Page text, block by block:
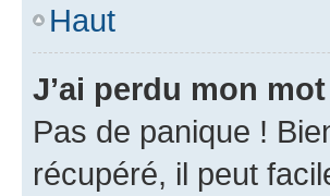
Haut
J’ai perdu mon
Pas de panique !
récupéré, il peut